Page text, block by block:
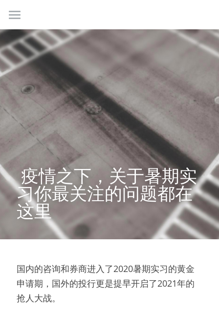
首页
最新情报
我们是谁
成功故事
学生社群
联系我们
免费咨询
疫情之下，关于暑期实
习你最关注的问题都在
这里
国内的咨询和券商进入了2020暑期实习的黄金
申请期，国外的投行更是提早开启了2021年的
抢人大战。